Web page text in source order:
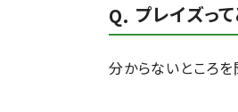
プレイズっ
分からないところを